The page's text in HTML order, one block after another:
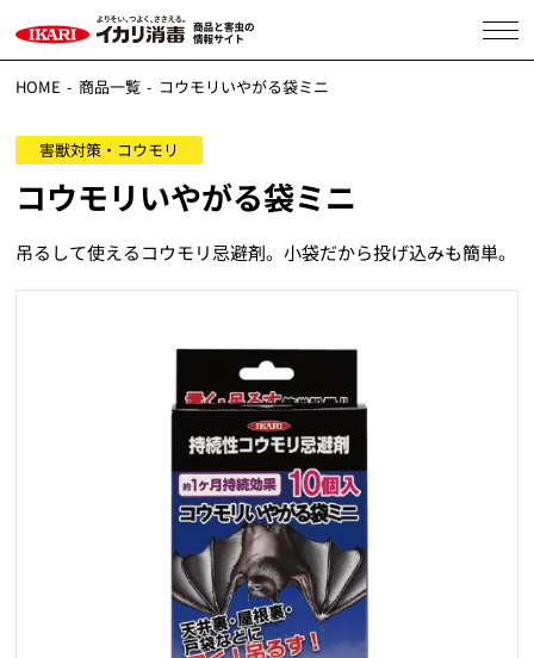
HOME 商品一覧 コウモリいやがる袋ミニ
害獣対策・コウモリ
コウモリいやがる袋ミニ
吊るして使えるコウモリ忌避剤。小袋だから投げ込みも簡単。